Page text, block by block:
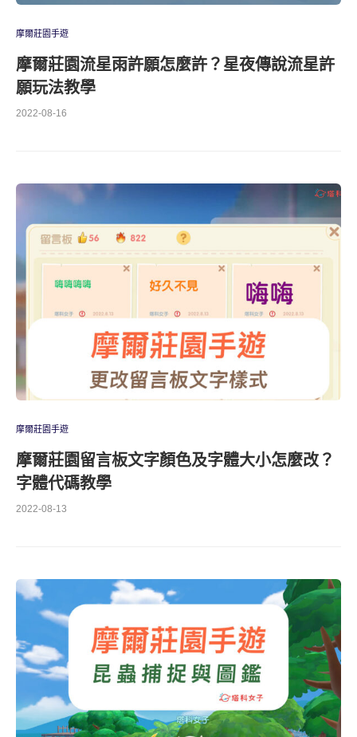
摩爾莊園手遊
摩爾莊園流星雨許願怎麼許？星夜傳說流星許
願玩法教學
2022-08-16
摩爾莊園手遊
摩爾莊園留言板文字顏色及字體大小怎麼改？
字體代碼教學
2022-08-13